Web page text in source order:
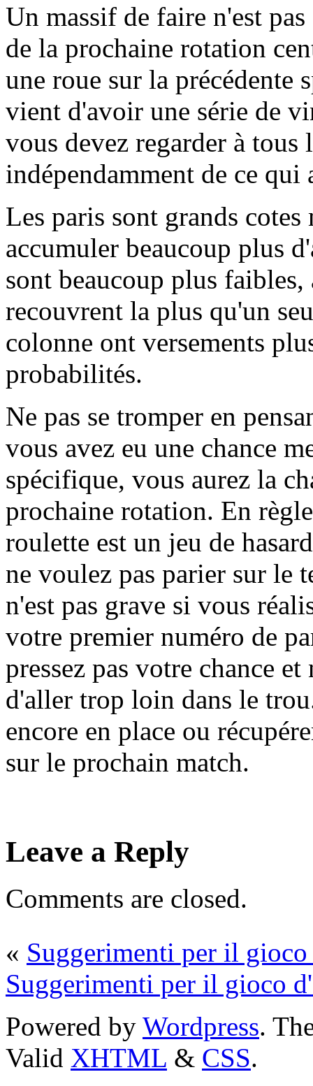
Un massif de faire n'est
de la prochaine rotation
une roue sur la précédente
vient d'avoir une série de
vous devez regarder à tous
indépendamment de ce
Les paris sont grands
accumuler beaucoup plus
sont beaucoup plus
recouvrent la plus qu'un
colonne ont versements
probabilités.
Ne pas se tromper en
vous avez eu une chance
spécifique, vous aurez la
prochaine rotation. En
roulette est un jeu de
ne voulez pas parier sur le
n'est pas grave si vous
votre premier numéro de
pressez pas votre chance
d'aller trop loin dans le
encore en place ou
sur le prochain match.
Leave a Reply
Comments are closed.
« Suggerimenti per il
Suggerimenti per il gioco
Powered by Wordpress.
Valid XHTML & CSS.